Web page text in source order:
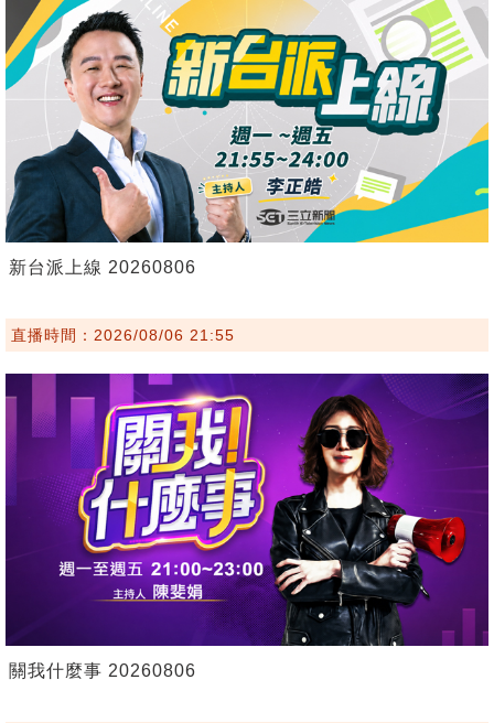
新台派上線 20260806
直播時間：2026/08/06 21:55
關我什麼事 20260806